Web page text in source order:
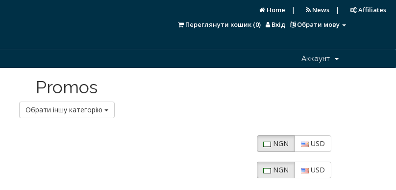
Home | News |
Affiliates
Обрати мову
Вхід
Переглянути кошик (0)
Аккаунт
Promos
Обрати іншу категорію
NGN USD
NGN USD